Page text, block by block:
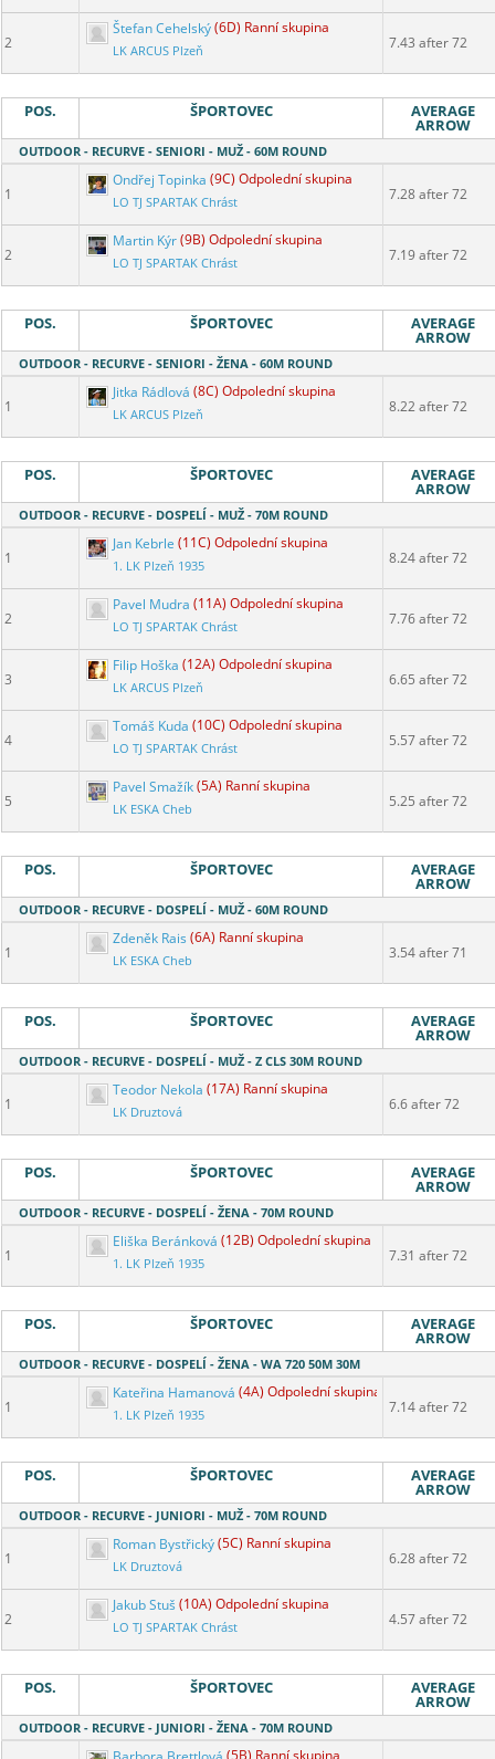
2
Štefan Cehelský(6D) Ranní skupina
LK ARCUS Plzeň 7.43 after 72
POS. ŠPORTOVEC AVERAGE
ARROW
OUTDOOR - RECURVE - SENIORI - MUŽ - 60M ROUND
1
Ondřej Topinka (9C) Odpolední skupina
LO TJ SPARTAK Chrást 7.28 after 72
2
Martin Kýr(9B) Odpolední skupina
LO TJ SPARTAK Chrást 7.19 after 72
POS. ŠPORTOVEC AVERAGE
ARROW
OUTDOOR - RECURVE - SENIORI - ŽENA - 60M ROUND
1
Jitka Rádlová (8C) Odpolední skupina
LK ARCUS Plzeň 8.22 after 72
POS. ŠPORTOVEC AVERAGE
ARROW
OUTDOOR - RECURVE - DOSPELÍ - MUŽ - 70M ROUND
1
Jan Kebrle (11C) Odpolední skupina
1. LK Plzeň 1935 8.24 after 72
2
Pavel Mudra (11A) Odpolední skupina
LO TJ SPARTAK Chrást 7.76 after 72
3
Filip Hoška (12A) Odpolední skupina
LK ARCUS Plzeň 6.65 after 72
4
Tomáš Kuda (10C) Odpolední skupina
LO TJ SPARTAK Chrást 5.57 after 72
5
Pavel Smažík(5A) Ranní skupina
LK ESKA Cheb 5.25 after 72
POS. ŠPORTOVEC AVERAGE
ARROW
OUTDOOR - RECURVE - DOSPELÍ - MUŽ - 60M ROUND
1
Zdeněk Rais (6A) Ranní skupina
LK ESKA Cheb 3.54 after 71
POS. ŠPORTOVEC AVERAGE
ARROW
OUTDOOR - RECURVE - DOSPELÍ - MUŽ - Z CLS 30M ROUND
1
Teodor Nekola (17A) Ranní skupina
LK Druztová 6.6 after 72
POS. ŠPORTOVEC AVERAGE
ARROW
OUTDOOR - RECURVE - DOSPELÍ - ŽENA - 70M ROUND
1
Eliška Beránková (12B) Odpolední skupina
1. LK Plzeň 1935 7.31 after 72
POS. ŠPORTOVEC AVERAGE
ARROW
OUTDOOR - RECURVE - DOSPELÍ - ŽENA - WA 720 50M 30M
1
Kateřina Hamanová (4A) Odpolední skupina
1. LK Plzeň 1935 7.14 after 72
POS. ŠPORTOVEC AVERAGE
ARROW
OUTDOOR - RECURVE - JUNIORI - MUŽ - 70M ROUND
1
Roman Bystřický(5C) Ranní skupina
LK Druztová 6.28 after 72
2
Jakub Stuš (10A) Odpolední skupina
LO TJ SPARTAK Chrást 4.57 after 72
POS. ŠPORTOVEC AVERAGE
ARROW
OUTDOOR - RECURVE - JUNIORI - ŽENA - 70M ROUND